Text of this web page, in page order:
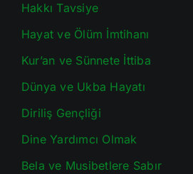
Hakkı Tavsiye
Hayat ve Ölüm İmtihanı
Kur’an ve Sünnete İttiba
Dünya ve Ukba Hayatı
Diriliş Gençliği
Dine Yardımcı Olmak
Bela ve Musibetlere Sabır